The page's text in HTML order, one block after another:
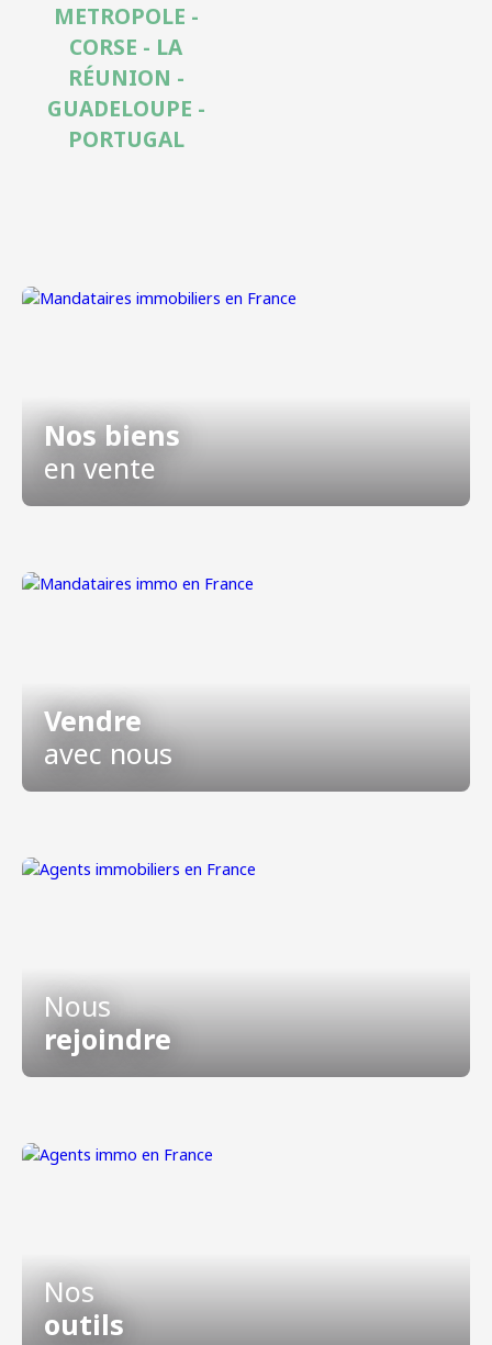
METROPOLE -
CORSE - LA
RÉUNION -
GUADELOUPE -
PORTUGAL
Nos biens
en vente
Vendre
avec nous
Nous
rejoindre
Nos
outils